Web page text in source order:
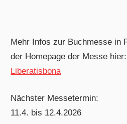
Mehr Infos zur Buchmesse in
der Homepage der Messe hier:
Liberatisbona
Nächster Messetermin:
11.4. bis 12.4.2026